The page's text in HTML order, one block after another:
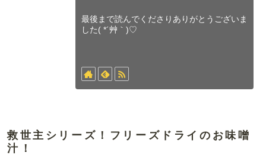
最後まで読んでくださりありがとうございま
した( *´艸｀)♡
救世主シリーズ！フリーズドライのお味噌
汁！